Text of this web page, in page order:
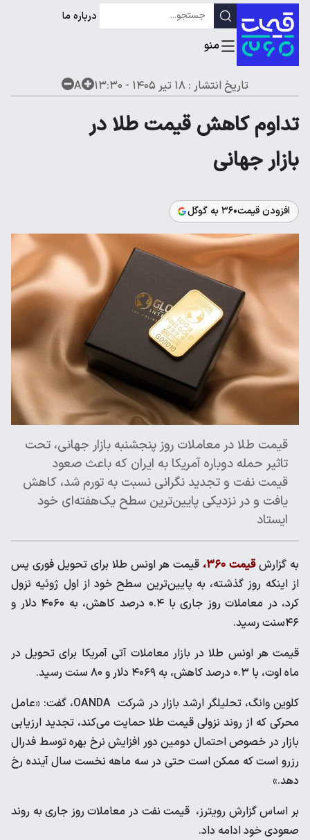
درباره ما
تاریخ انتشار : ۱۸ تیر ۱۴۰۵ - ۱۳:۳۰ A
تداوم کاهش قیمت طلا در
بازار جهانی
افزودن قیمت۳۶۰ به گوگل
قیمت طلا در معاملات روز پنجشنبه بازار جهانی، تحت
تاثیر حمله دوباره آمریکا به ایران که باعث صعود
قیمت نفت و تجدید نگرانی نسبت به تورم شد، کاهش
یافت و در نزدیکی پایین‌ترین سطح یک‌هفته‌ای خود
ایستاد
به گزارشقیمت ۳۶۰،
قیمت هر اونس طلا برای تحویل فوری پس
از اینکه روز گذشته، به پایین‌ترین سطح خود از اول ژوئیه نزول
کرد، در معاملات روز جاری با ۰.۴ درصد کاهش، به ۴۰۶۰ دلار و
۴۶سنت رسید.
قیمت هر اونس طلا در بازار معاملات آتی آمریکا برای تحویل در
ماه اوت، با ۰.۳ درصد کاهش، به ۴۰۶۹ دلار و ۸۰ سنت رسید.
کلوین وانگ، تحلیلگر ارشد بازار در شرکت OANDA، گفت: «عامل
محرکی که از روند نزولی قیمت طلا حمایت می‌کند، تجدید ارزیابی
بازار در خصوص احتمال دومین دور افزایش نرخ بهره توسط فدرال
رزرو است که ممکن است حتی در سه ‌ماهه نخست سال آینده رخ
دهد.»
بر اساس گزارش رویترز، قیمت نفت در معاملات روز جاری به روند
صعودی خود ادامه داد.